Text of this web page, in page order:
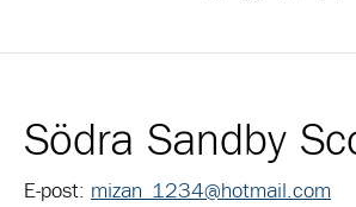
Södra Sandby
E-post: mizan_1234@hotmail.com